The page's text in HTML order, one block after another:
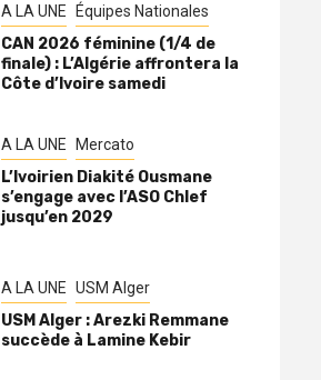
A LA UNE Équipes Nationales
CAN 2026 féminine (1/4 de
finale) : L’Algérie affrontera la
Côte d’Ivoire samedi
A LA UNE Mercato
L’Ivoirien Diakité Ousmane
s’engage avec l’ASO Chlef
jusqu’en 2029
A LA UNE USM Alger
USM Alger : Arezki Remmane
succède à Lamine Kebir